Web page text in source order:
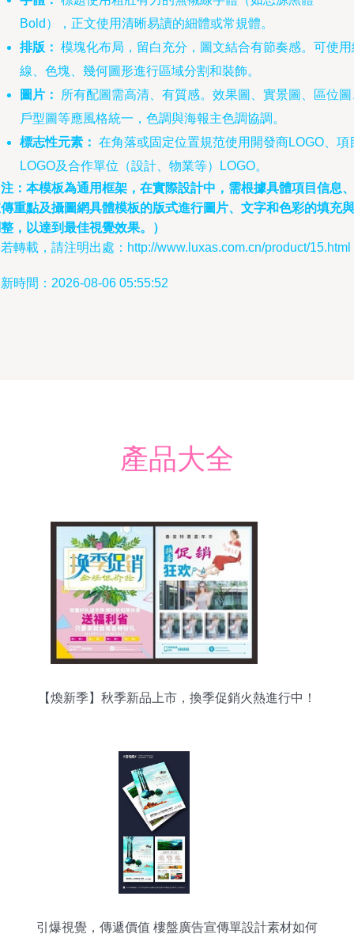
Bold），正文使用清晰易讀的細體或常規體。
排版： 模塊化布局，留白充分，圖文結合有節奏感。可使用
線、色塊、幾何圖形進行區域分割和裝飾。
圖片：
所有配圖需高清、有質感。效果圖、實景圖、區位圖
戶型圖等應風格統一，色調與海報主色調協調。
標志性元素： 在角落或固定位置規范使用開發商LOGO、項
LOGO及合作單位（設計、物業等）LOGO。
：本模板為通用框架，在實際設計中，需根據具體項目信息、
重點及攝圖網具體模板的版式進行圖片、文字和色彩的填充與
，以達到最佳視覺效果。）
轉載，請注明出處：http://www.luxas.com.cn/product/15.html
時間：2026-08-06 05:55:52
產品大全
【煥新季】秋季新品上市，換季促銷火熱進行中！
引爆視覺，傳遞價值 樓盤廣告宣傳單設計素材如何